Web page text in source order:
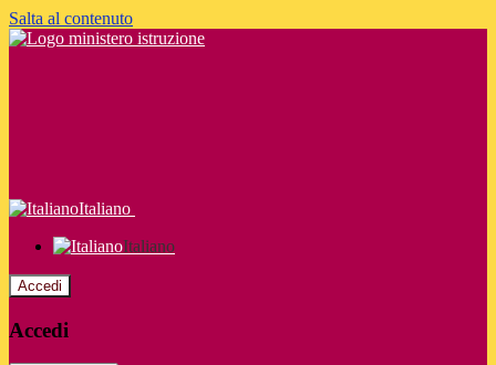
Salta al contenuto
Italiano
Italiano
Accedi
Accedi